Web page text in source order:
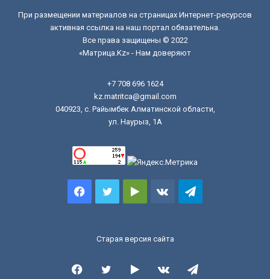
При размещении материалов на страницах Интернет-ресурсов
активная ссылка на наш портал обязательна.
Все права защищены © 2022
«Матрица.Kz» - Нам доверяют
+7 708 696 1624
kz.matritca@gmail.com
040923, с. Райымбек Алматинской области,
ул. Наурыз, 1А
FacebookTwitterGoogle vk.comTelegram
Старая версия сайта
FacebookTwitterGoogle vk.comTelegram